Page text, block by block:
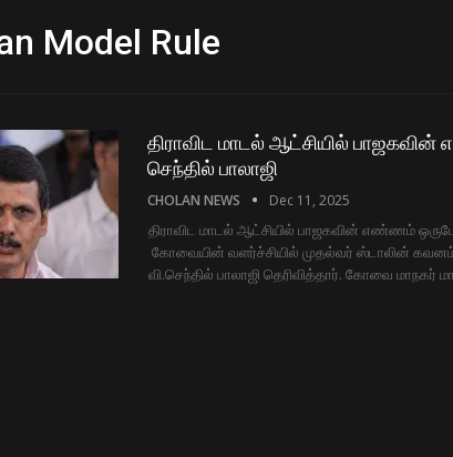
Model Rule
திராவிட மாடல் ஆட்சியில்
செந்தில் பாலாஜி
CHOLAN NEWS Dec 11, 2025
திராவிட மாடல் ஆட்சியில் பாஜகவின் எண்ணம்
கோவையின் வளர்ச்சியில் முதல்வர் ஸ்டாலின்
வி.செந்தில் பாலாஜி தெரிவித்தார். கோவை மாநகர்